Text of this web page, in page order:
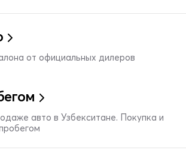
от официальных дилеров
авто в Узбекситане. Покупка и